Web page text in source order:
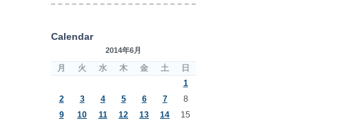
Calendar
2014年6月
月 火 水 木 金 土
日
1
2
3 4 5 6 7
8
9
10 11 12 13 14
15